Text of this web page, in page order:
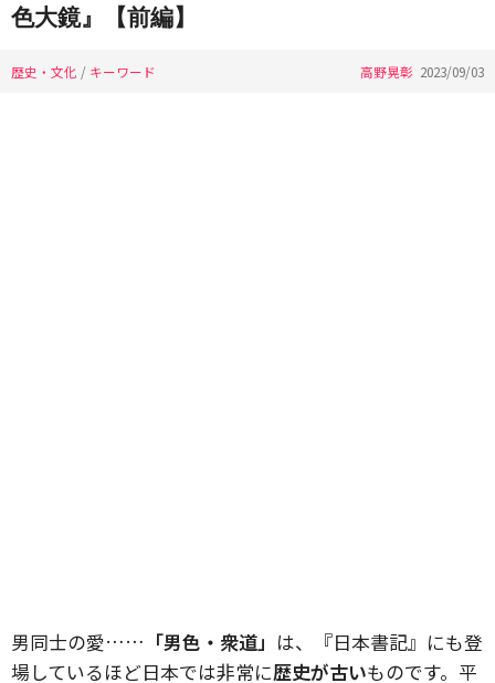
色大鏡』【前編】
歴史・文化 / キーワード 高野晃彰 2023/09/03
男同士の愛…… 「男色・衆道」 は、『日本書記』にも登
場しているほど日本では非常に歴史が古いものです。平